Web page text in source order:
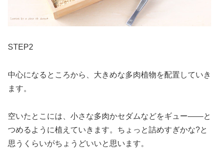
STEP2
中心になるところから、大きめな多肉植物を配置していき
ます。
空いたとこには、小さな多肉かセダムなどをギュー――と
つめるように植えていきます。ちょっと詰めすぎかな?と
思うくらいがちょうどいいと思います。